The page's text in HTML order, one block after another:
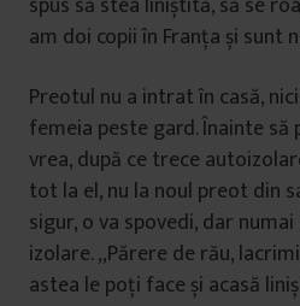
am doi copii în Franța și sunt
Preotul nu a intrat în casă,
femeia peste gard. Înainte să
vrea, după ce trece
tot la el, nu la noul preot din
sigur, o va spovedi, dar
izolare. „Părere de rău,
astea le poți face și acasă